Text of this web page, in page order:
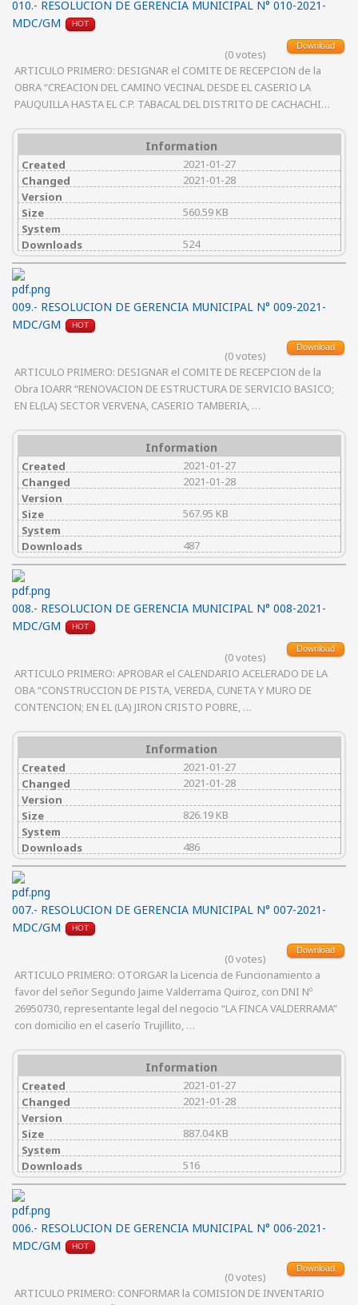
010.- RESOLUCION DE GERENCIA MUNICIPAL N° 010-2021-
MDC/GM
HOT
Download
(0 votes)
ARTICULO PRIMERO: DESIGNAR el COMITE DE RECEPCION de la
OBRA “CREACION DEL CAMINO VECINAL DESDE EL CASERIO LA
PAUQUILLA HASTA EL C.P. TABACAL DEL DISTRITO DE CACHACHI…
Information
Created
2021-01-27
Changed
2021-01-28
Version
Size
560.59 KB
System
Downloads
524
009.- RESOLUCION DE GERENCIA MUNICIPAL N° 009-2021-
MDC/GM
HOT
Download
(0 votes)
ARTICULO PRIMERO: DESIGNAR el COMITE DE RECEPCION de la
Obra IOARR “RENOVACION DE ESTRUCTURA DE SERVICIO BASICO;
EN EL(LA) SECTOR VERVENA, CASERIO TAMBERIA, …
Information
Created
2021-01-27
Changed
2021-01-28
Version
Size
567.95 KB
System
Downloads
487
008.- RESOLUCION DE GERENCIA MUNICIPAL N° 008-2021-
MDC/GM
HOT
Download
(0 votes)
ARTICULO PRIMERO: APROBAR el CALENDARIO ACELERADO DE LA
OBA “CONSTRUCCION DE PISTA, VEREDA, CUNETA Y MURO DE
CONTENCION; EN EL (LA) JIRON CRISTO POBRE, …
Information
Created
2021-01-27
Changed
2021-01-28
Version
Size
826.19 KB
System
Downloads
486
007.- RESOLUCION DE GERENCIA MUNICIPAL N° 007-2021-
MDC/GM
HOT
Download
(0 votes)
ARTICULO PRIMERO: OTORGAR la Licencia de Funcionamiento a
favor del señor Segundo Jaime Valderrama Quiroz, con DNI Nº
26950730, representante legal del negocio “LA FINCA VALDERRAMA”
con domicilio en el caserío Trujillito, …
Information
Created
2021-01-27
Changed
2021-01-28
Version
Size
887.04 KB
System
Downloads
516
006.- RESOLUCION DE GERENCIA MUNICIPAL N° 006-2021-
MDC/GM
HOT
Download
(0 votes)
ARTICULO PRIMERO: CONFORMAR la COMISION DE INVENTARIO